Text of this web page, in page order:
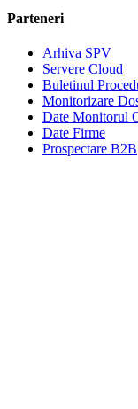
Parteneri
Arhiva SPV
Servere Cloud
Buletinul
Monitorizare
Date Monitorul
Date Firme
Prospectare B2B